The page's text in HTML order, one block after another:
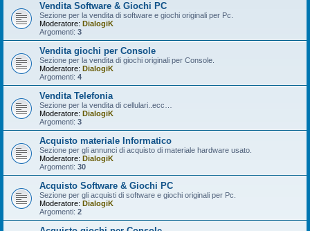
Vendita Software & Giochi PC
Sezione per la vendita di software e giochi originali per Pc.
Moderatore: DialogiK
Argomenti: 3
Vendita giochi per Console
Sezione per la vendita di giochi originali per Console.
Moderatore: DialogiK
Argomenti: 4
Vendita Telefonia
Sezione per la vendita di cellulari..ecc…
Moderatore: DialogiK
Argomenti: 3
Acquisto materiale Informatico
Sezione per gli annunci di acquisto di materiale hardware usato.
Moderatore: DialogiK
Argomenti: 30
Acquisto Software & Giochi PC
Sezione per gli acquisti di software e giochi originali per Pc.
Moderatore: DialogiK
Argomenti: 2